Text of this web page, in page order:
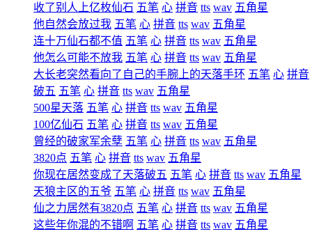
收了别人上亿枚仙石 五笔 心 拼音 tts wav 五角星
他自然会放过我 五笔 心 拼音 tts wav 五角星
连十万仙石都不值 五笔 心 拼音 tts wav 五角星
他怎么可能不放我 五笔 心 拼音 tts wav 五角星
大长老突然看向了自己的手腕上的天落手环 五笔 心 拼音
破五 五笔 心 拼音 tts wav 五角星
500星天落 五笔 心 拼音 tts wav 五角星
100亿仙石 五笔 心 拼音 tts wav 五角星
曾经的破家军余孽 五笔 心 拼音 tts wav 五角星
3820点 五笔 心 拼音 tts wav 五角星
你现在居然变成了天落破五 五笔 心 拼音 tts wav 五角星
天狼主区的五爷 五笔 心 拼音 tts wav 五角星
仙之力居然有3820点 五笔 心 拼音 tts wav 五角星
这些年你混的不错啊 五笔 心 拼音 tts wav 五角星